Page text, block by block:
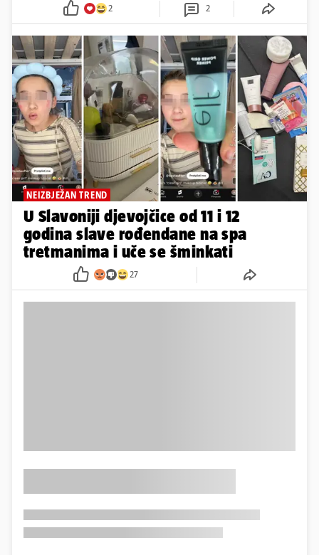
2 2
NEIZBJEŽAN TREND
U Slavoniji djevojčice od 11 i 12
godina slave rođendane na spa
tretmanima i uče se šminkati
27